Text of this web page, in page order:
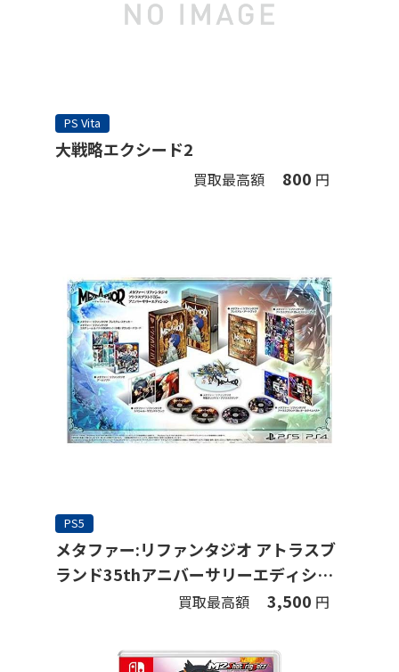
PS Vita
大戦略エクシード2
買取最高額 800 円
PS5
メタファー:リファンタジオ アトラスブ
ランド35thアニバーサリーエディショ
買取最高額 3,500 円